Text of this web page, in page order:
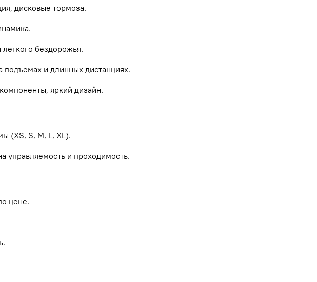
дисковые тормоза.
легкого бездорожья.
и длинных дистанциях.
яркий дизайн.
(XS, S, M, L, XL).
управляемость и проходимость.
цене.